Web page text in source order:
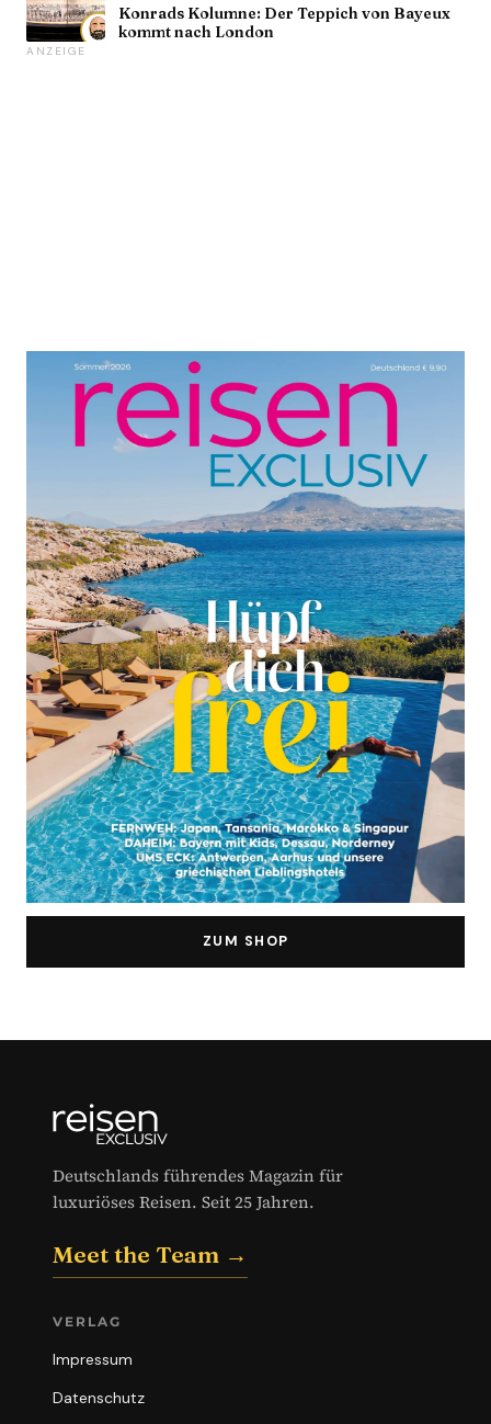
ZUM SHOP
Konrads Kolumne: Der Teppich von Bayeux
kommt nach London
ANZEIGE
Deutschlands führendes Magazin für
luxuriöses Reisen. Seit 25 Jahren.
Meet the Team →
VERLAG
Impressum
Datenschutz